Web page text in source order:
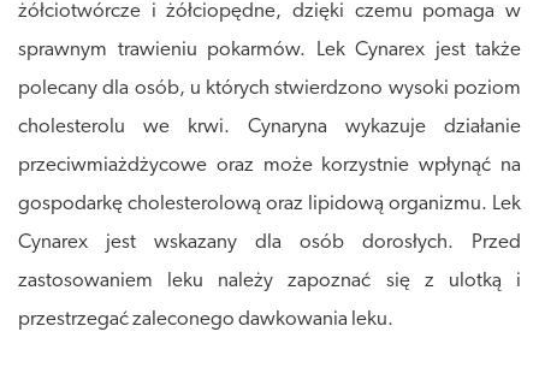
żółciotwórcze i żółciopędne, dzięki czemu pomaga w
sprawnym trawieniu pokarmów. Lek Cynarex jest także
polecany dla osób, u których stwierdzono wysoki poziom
cholesterolu we krwi. Cynaryna wykazuje działanie
przeciwmiażdżycowe oraz może korzystnie wpłynąć na
gospodarkę cholesterolową oraz lipidową organizmu. Lek
Cynarex jest wskazany dla osób dorosłych. Przed
zastosowaniem leku należy zapoznać się z ulotką i
przestrzegać zaleconego dawkowania leku.